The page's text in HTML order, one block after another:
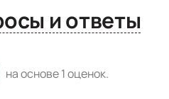
Вопросы и ответы
на основе1оценок.